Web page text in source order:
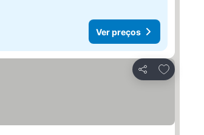
Ver preços
Partilhar
Adicionar